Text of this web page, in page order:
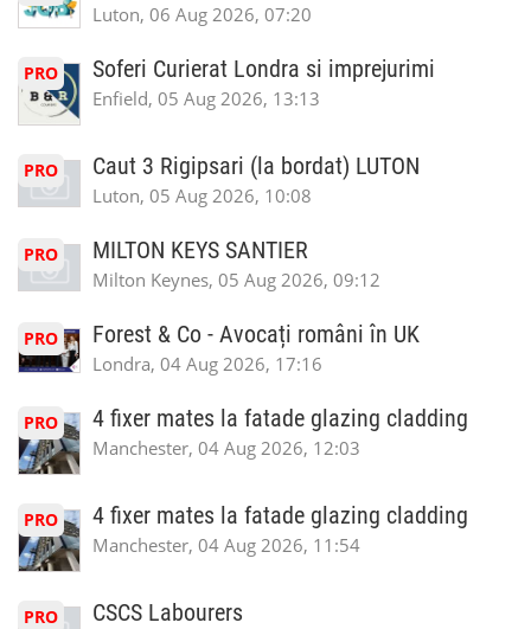
Luton, 06 Aug 2026, 07:20
PRO Soferi Curierat Londra si imprejurimi
Enfield, 05 Aug 2026, 13:13
PRO Caut 3 Rigipsari (la bordat) LUTON
Luton, 05 Aug 2026, 10:08
PRO MILTON KEYS SANTIER
Milton Keynes, 05 Aug 2026, 09:12
PRO Forest & Co - Avocați români în UK
Londra, 04 Aug 2026, 17:16
PRO 4 fixer mates la fatade glazing cladding
Manchester, 04 Aug 2026, 12:03
PRO 4 fixer mates la fatade glazing cladding
Manchester, 04 Aug 2026, 11:54
PRO CSCS Labourers